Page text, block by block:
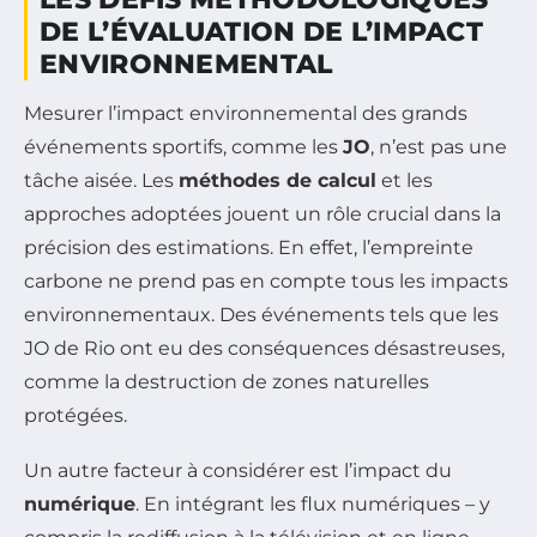
DE L’ÉVALUATION DE L’IMPACT
ENVIRONNEMENTAL
Mesurer l’impact environnemental des grands
événements sportifs, comme les JO, n’est pas une
tâche aisée. Les méthodes de calcul et les
approches adoptées jouent un rôle crucial dans la
précision des estimations. En effet, l’empreinte
carbone ne prend pas en compte tous les impacts
environnementaux. Des événements tels que les
JO de Rio ont eu des conséquences désastreuses,
comme la destruction de zones naturelles
protégées.
Un autre facteur à considérer est l’impact du
numérique. En intégrant les flux numériques – y